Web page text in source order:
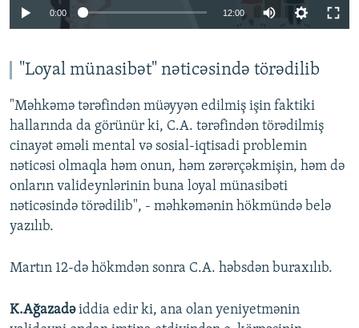
720p 1080p
0:00 12:00
360p
720p
1080p
"Loyal münasibət" nəticəsində törədilib
"Məhkəmə tərəfindən müəyyən edilmiş işin faktiki
hallarında da görünür ki, C.A. tərəfindən törədilmiş
cinayət əməli mental və sosial-iqtisadi problemin
nəticəsi olmaqla həm onun, həm zərərçəkmişin, həm də
onların valideynlərinin buna loyal münasibəti
nəticəsində törədilib", - məhkəmənin hökmündə belə
yazılıb.
Martın 12-də hökmdən sonra C.A. həbsdən buraxılıb.
K.Ağazadəiddia edir ki, ana olan yeniyetmənin